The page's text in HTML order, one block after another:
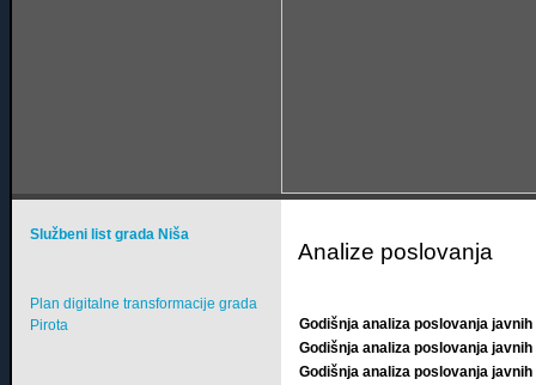
Analize poslovanja
Godišnja analiza poslovanja
Godišnja analiza poslovanja
Godišnja analiza poslovanja
Službeni list grada Niša
Plan digitalne transformacije grada
Pirota